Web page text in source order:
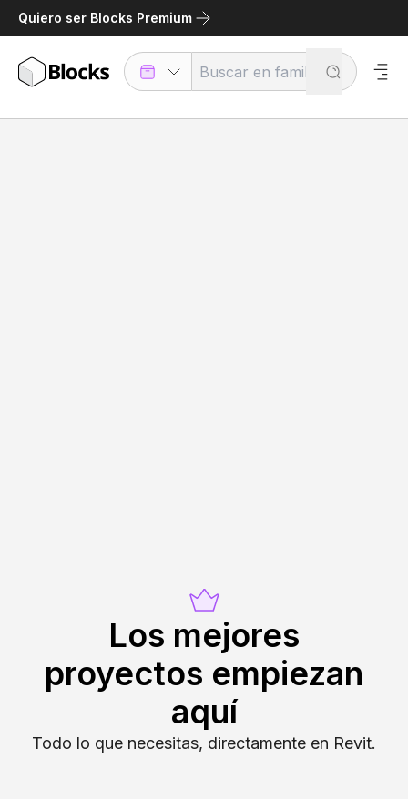
Quiero ser Blocks Premium
Los mejores
proyectos empiezan
aquí
Todo lo que necesitas, directamente en Revit.